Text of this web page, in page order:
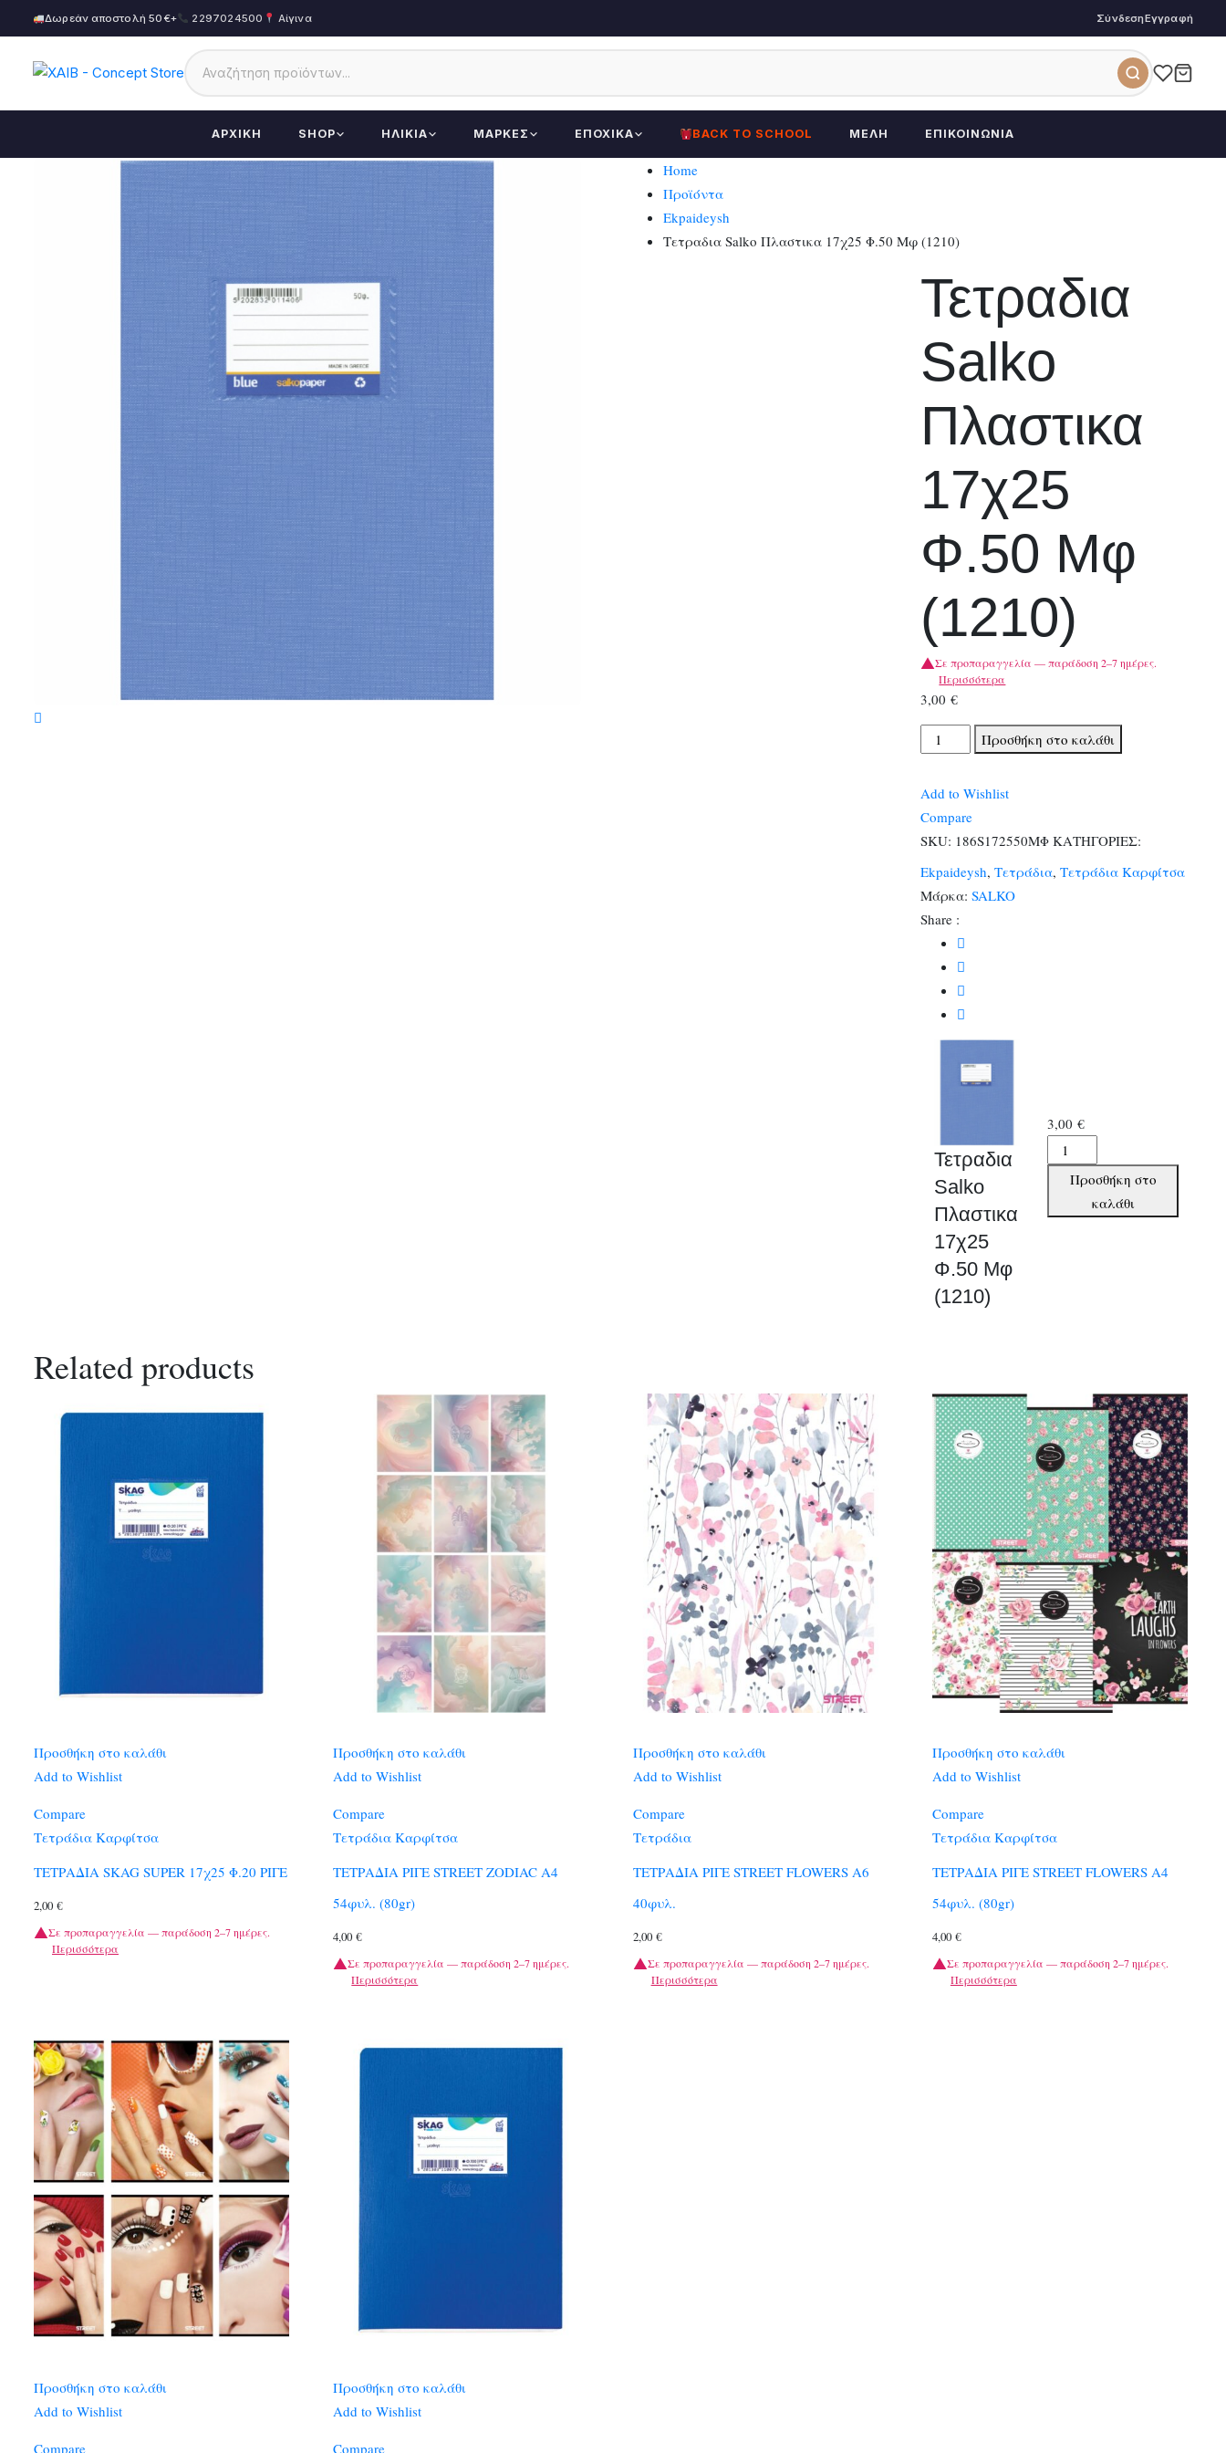
Δωρεάν αποστολή 50€+ 2297024500 Αίγινα ΣύνδεσηΕγγραφή
ΑΡΧΙΚΉ SHOP ΗΛΙΚΊΑ ΜΆΡΚΕΣ ΕΠΟΧΙΚΆ BACK TO SCHOOL ΜΈΛΗ ΕΠΙΚΟΙΝΩΝΊΑ
Home
Προϊόντα
Ekpaideysh
Τετραδια Salko Πλαστικα 17χ25 Φ.50 Μφ (1210)
Τετραδια
Salko
Πλαστικα
17χ25
Φ.50 Μφ
(1210)
Σε προπαραγγελία — παράδοση 2–7 ημέρες.
Περισσότερα
3,00€
Τετραδια
Salko
(1210)
ποσότητα
Προσθήκη στο καλάθι
Add to Wishlist
Compare
SKU: 186S172550ΜΦ ΚΑΤΗΓΟΡΙΕΣ:
Ekpaideysh,Τετράδια,Τετράδια Καρφίτσα
Μάρκα:SALKO
Share :
Τετραδια
Salko
Πλαστικα
17χ25
Φ.50 Μφ
(1210)
3,00€
Τετραδια
Salko
17χ25
Προσθήκη στο
καλάθι
Related products
Προσθήκη στο καλάθι
Add to Wishlist
Compare
Τετράδια Καρφίτσα
ΤΕΤΡΑΔΙΑ SKAG SUPER 17χ25 Φ.20 ΡΙΓΕ
2,00 €
Σε προπαραγγελία — παράδοση 2–7 ημέρες.
Περισσότερα
Προσθήκη στο καλάθι
Add to Wishlist
Compare
Τετράδια Καρφίτσα
ΤΕΤΡΑΔΙΑ ΡΙΓΕ STREET ZODIAC A4
54φυλ. (80gr)
4,00€
Σε προπαραγγελία — παράδοση 2–7 ημέρες.
Περισσότερα
Προσθήκη στο καλάθι
Add to Wishlist
Compare
Τετράδια
ΤΕΤΡΑΔΙΑ ΡΙΓΕ STREET FLOWERS Α6
40φυλ.
2,00 €
Σε προπαραγγελία — παράδοση 2–7 ημέρες.
Περισσότερα
Προσθήκη στο καλάθι
Add to Wishlist
Compare
Τετράδια Καρφίτσα
ΤΕΤΡΑΔΙΑ ΡΙΓΕ STREET FLOWERS A4
54φυλ. (80gr)
4,00 €
Σε προπαραγγελία — παράδοση 2–7 ημέρες.
Περισσότερα
Προσθήκη στο καλάθι
Add to Wishlist
Compare
Προσθήκη στο καλάθι
Add to Wishlist
Compare